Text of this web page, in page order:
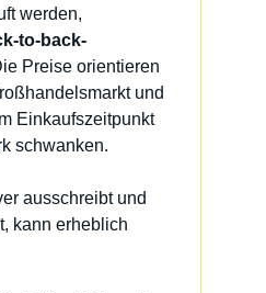
werden,
to-back-
Preise orientieren
und
Einkaufszeitpunkt
schwanken.
ausschreibt und
kann erheblich